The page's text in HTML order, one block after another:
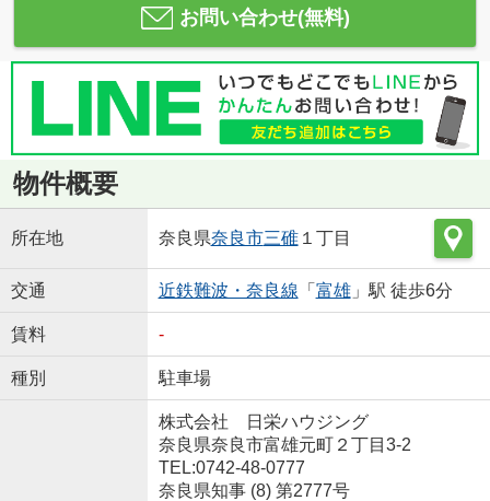
お問い合わせ(無料)
物件概要
所在地 奈良県奈良市三碓１丁目
交通 近鉄難波・奈良線 「 富雄」駅 徒歩6分
賃料 -
種別 駐車場
株式会社 日栄ハウジング
奈良県奈良市富雄元町２丁目3-2
TEL:0742-48-0777
奈良県知事 (8) 第2777号